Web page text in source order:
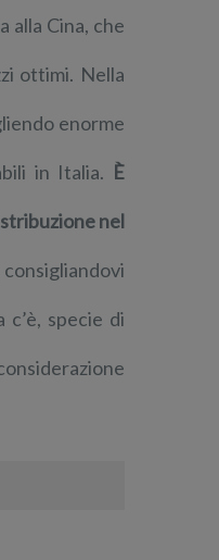
alla Cina, che
ottimi. Nella
enorme
in Italia. È
nel
consigliandovi
specie di